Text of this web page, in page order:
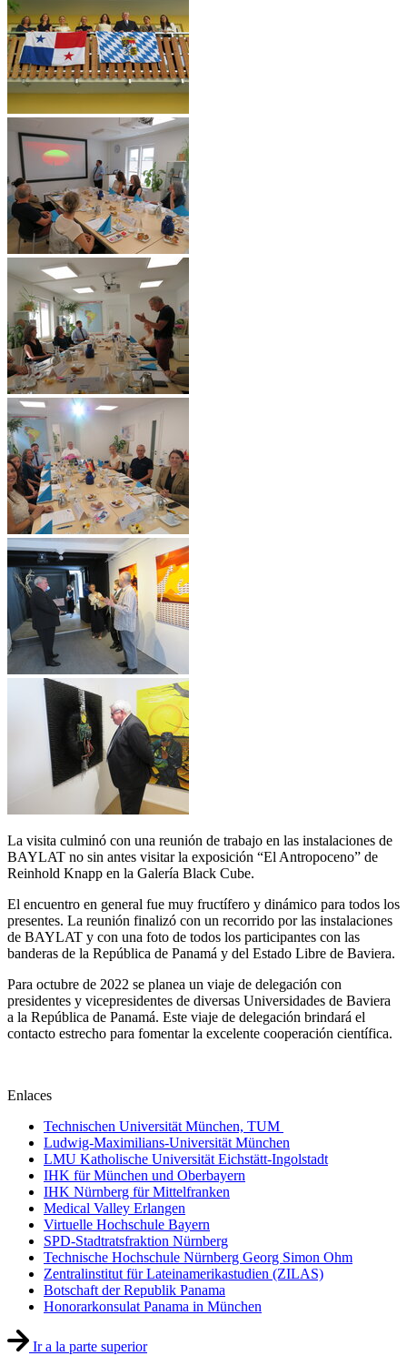
La visita culminó con una reunión de trabajo en las instalaciones de
BAYLAT no sin antes visitar la exposición “El Antropoceno” de
Reinhold Knapp en la Galería Black Cube.
El encuentro en general fue muy fructífero y dinámico para todos los
presentes. La reunión finalizó con un recorrido por las instalaciones
de BAYLAT y con una foto de todos los participantes con las
banderas de la República de Panamá y del Estado Libre de Baviera.
Para octubre de 2022 se planea un viaje de delegación con
presidentes y vicepresidentes de diversas Universidades de Baviera
a la República de Panamá. Este viaje de delegación brindará el
contacto estrecho para fomentar la excelente cooperación científica.
Enlaces
Technischen Universität München, TUM
Ludwig-Maximilians-Universität München
LMU Katholische Universität Eichstätt-Ingolstadt
IHK für München und Oberbayern
IHK Nürnberg für Mittelfranken
Medical Valley Erlangen
Virtuelle Hochschule Bayern
SPD-Stadtratsfraktion Nürnberg
Technische Hochschule Nürnberg Georg Simon Ohm
Zentralinstitut für Lateinamerikastudien (ZILAS)
Botschaft der Republik Panama
Honorarkonsulat Panama in München
Ir a la parte superior